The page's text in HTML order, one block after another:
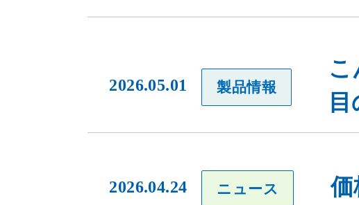
2026.05.01 製品情報
こ
2026.04.24 ニュース 価